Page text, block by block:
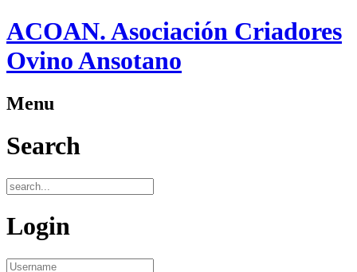
ACOAN. Asociación Criadores
Ovino Ansotano
Menu
Search
Login